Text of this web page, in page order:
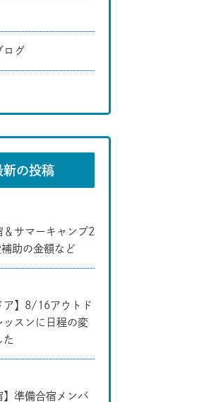
ログ
新の投稿
＆サマーキャンプ2
助の金額など
ア】8/16アウトド
ッスンに日程の変
た
】準備合宿メンバ